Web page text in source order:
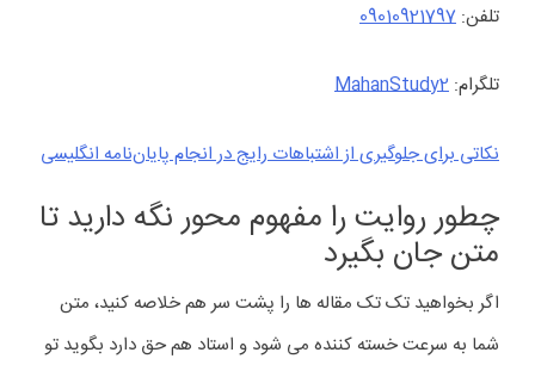
تلفن: 09010921797
تلگرام: MahanStudy2
نکاتی برای جلوگیری از اشتباهات رایج در انجام پایان‌نامه‌ انگلیسی
چطور روایت را مفهوم محور نگه دارید تا
متن جان بگیرد
اگر بخواهید تک تک مقاله ها را پشت سر هم خلاصه کنید، متن
شما به سرعت خسته کننده می شود و استاد هم حق دارد بگوید تو